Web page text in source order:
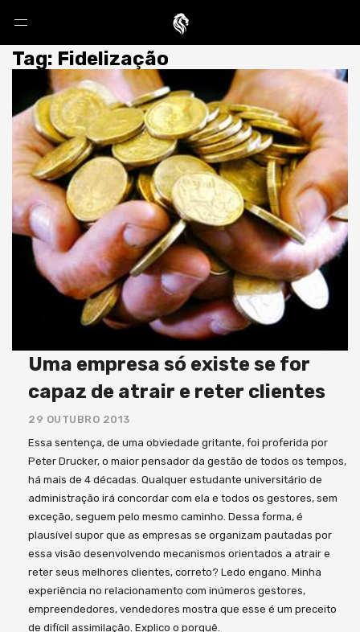
Tag: Fidelização
Uma empresa só existe se for
capaz de atrair e reter clientes
29 OUTUBRO 2013
Essa sentença, de uma obviedade gritante, foi proferida por
Peter Drucker, o maior pensador da gestão de todos os tempos,
há mais de 4 décadas. Qualquer estudante universitário de
administração irá concordar com ela e todos os gestores, sem
exceção, seguem pelo mesmo caminho. Dessa forma, é
plausível supor que as empresas se organizam pautadas por
essa visão desenvolvendo mecanismos orientados a atrair e
reter seus melhores clientes, correto? Ledo engano. Minha
experiência no relacionamento com inúmeros gestores,
empreendedores, vendedores mostra que esse é um preceito
de difícil assimilação. Explico o porquê.